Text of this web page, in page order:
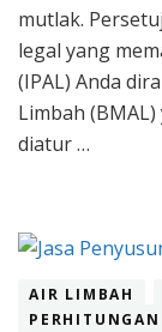
mutlak.
legal yang
(IPAL) Anda
Limbah
diatur …
AIR LIMBAH
PERHITUNGAN